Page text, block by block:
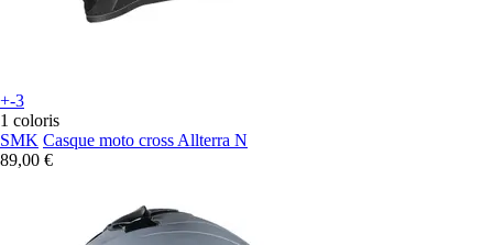
+-3
1 coloris
SMK Casque moto cross Allterra N
89,00 €